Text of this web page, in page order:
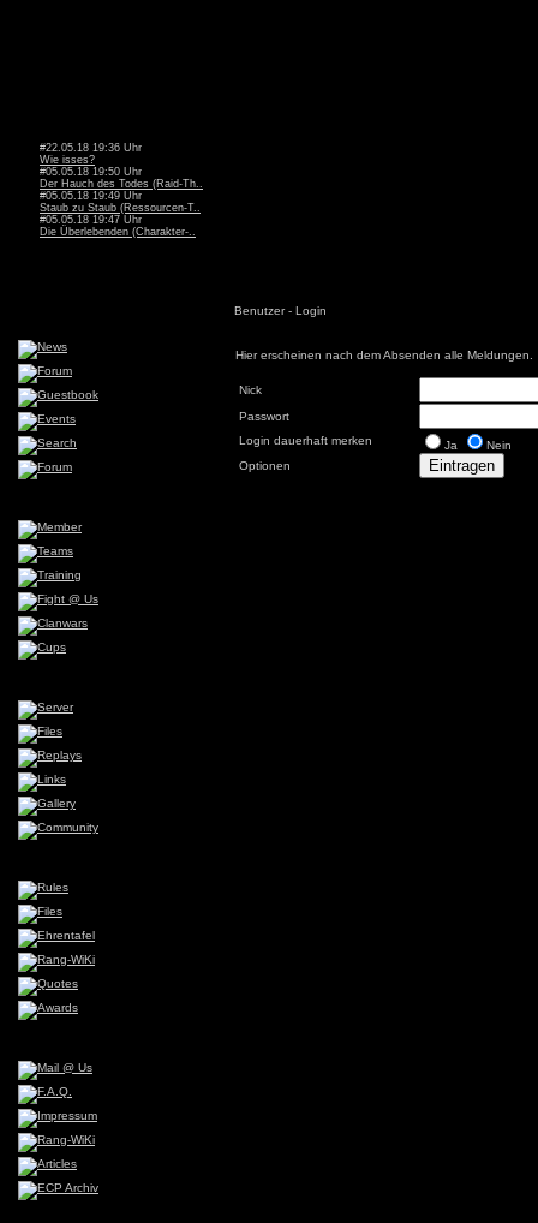
#22.05.18 19:36 Uhr
Wie isses?
#05.05.18 19:50 Uhr
Der Hauch des Todes (Raid-Th..
#05.05.18 19:49 Uhr
Staub zu Staub (Ressourcen-T..
#05.05.18 19:47 Uhr
Die Überlebenden (Charakter-..
Benutzer - Login
Hier erscheinen nach dem Absenden alle Meldungen.
Nick
Passwort
Login dauerhaft merken
Ja
Nein
Optionen